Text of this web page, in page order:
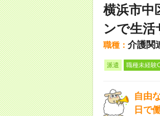
横浜市中
ンで生活
職種： 介護関
派遣 職種未経験
自由
日で